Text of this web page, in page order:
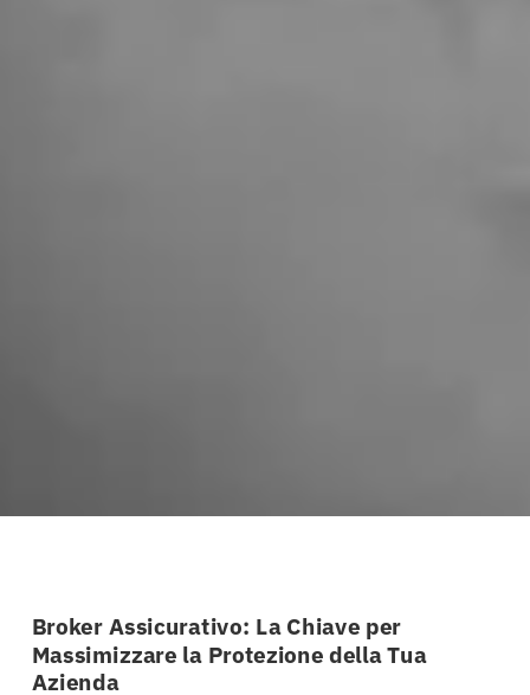
Broker Assicurativo: La Chiave per
Massimizzare la Protezione della Tua
Azienda